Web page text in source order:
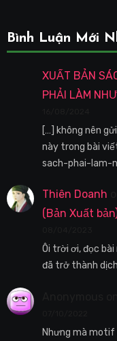
Bình Luận Mới
XUẤT BẢN
PHẢI LÀM
[…] không nên
này trong bài
sach-phai-lam-
Thiên Doanh
(Bản Xuất
Ôi trời ơi, đọc
đã trở thành
Nhưng mà motif